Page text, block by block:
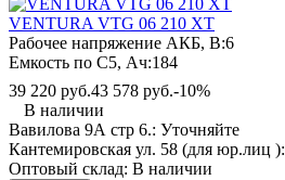
VENTURA VTG 06 210 XT
Рабочее напряжение АКБ, B:6
Емкость по С5, Ач:184
39 220 руб.43 578 руб.-10%
В наличии
Вавилова 9А стр 6.: Уточняйте
Кантемировская ул. 58 (для юр.лиц ):
Оптовый склад: В наличии